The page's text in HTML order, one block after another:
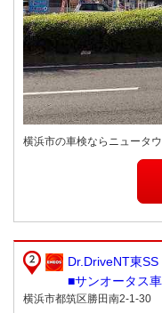
横浜市の車検ならニュータ
Dr.DriveNT東SS
■サンオータス
横浜市都筑区勝田南2-1-30